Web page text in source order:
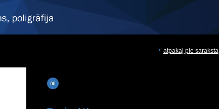
atpakaļ pie saraksta